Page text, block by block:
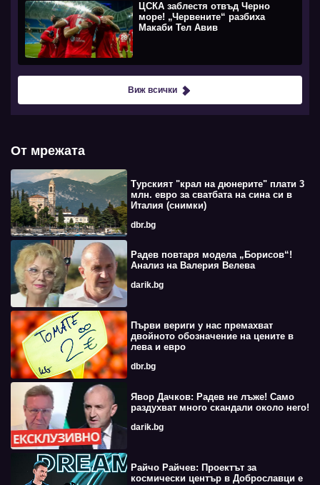
ЦСКА заблестя отвъд Черно
море! „Червените“ разбиха
Макаби Тел Авив
Виж всички
От мрежата
Турският "крал на дюнерите" плати 3
млн. евро за сватбата на сина си в
Италия (снимки)
dbr.bg
Радев повтаря модела „Борисов“!
Анализ на Валерия Велева
darik.bg
Първи вериги у нас премахват
двойното обозначение на цените в
лева и евро
dbr.bg
Явор Дачков: Радев не лъже! Само
раздухват много скандали около него!
darik.bg
Райчо Райчев: Проектът за
космически център в Доброславци е